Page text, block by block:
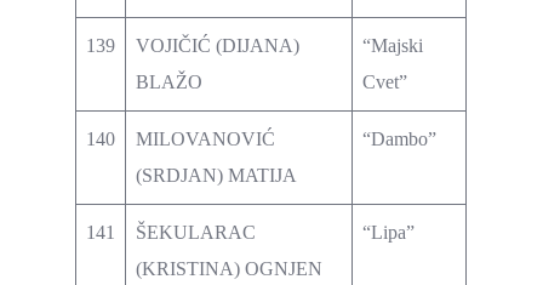
139
VOJIČIĆ (DIJANA)
BLAŽO
“Majski
Cvet”
140
MILOVANOVIĆ
(SRDJAN) MATIJA
“Dambo”
141
ŠEKULARAC
(KRISTINA) OGNJEN
“Lipa”